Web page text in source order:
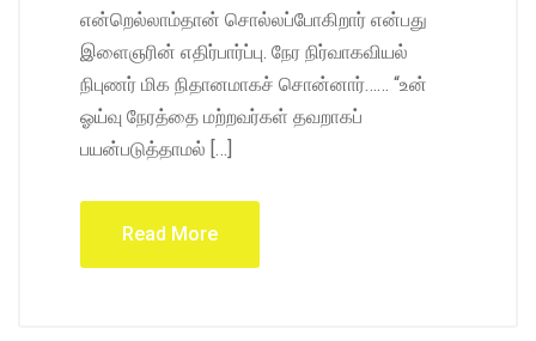
என்றெல்லாம்தான் சொல்லப்போகிறார் என்பது
இளைஞரின் எதிர்பார்ப்பு. நேர நிர்வாகவியல்
நிபுணர் மிக நிதானமாகச் சொன்னார்…… “உன்
ஓய்வு நேரத்தை மற்றவர்கள் தவறாகப்
பயன்படுத்தாமல் […]
Read More